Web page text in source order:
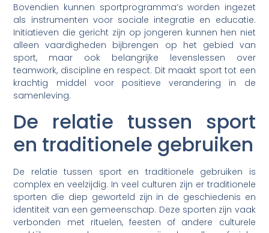
Bovendien kunnen sportprogramma’s worden ingezet
als instrumenten voor sociale integratie en educatie.
Initiatieven die gericht zijn op jongeren kunnen hen niet
alleen vaardigheden bijbrengen op het gebied van
sport, maar ook belangrijke levenslessen over
teamwork, discipline en respect. Dit maakt sport tot een
krachtig middel voor positieve verandering in de
samenleving.
De relatie tussen sport
en traditionele gebruiken
De relatie tussen sport en traditionele gebruiken is
complex en veelzijdig. In veel culturen zijn er traditionele
sporten die diep geworteld zijn in de geschiedenis en
identiteit van een gemeenschap. Deze sporten zijn vaak
verbonden met rituelen, feesten of andere culturele